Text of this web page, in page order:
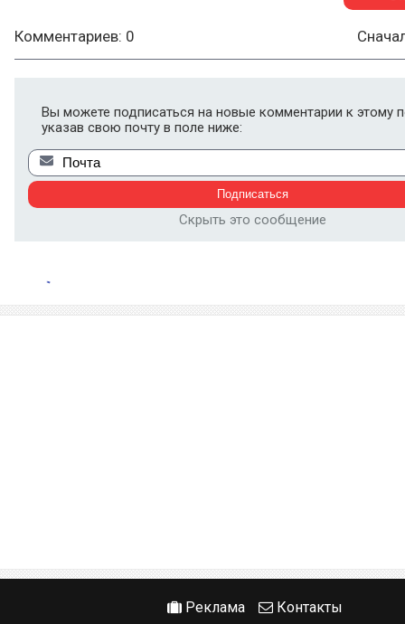
Комментариев: 0
Вы можете подписаться на новые комментарии к этому
указав свою почту в поле ниже:
Скрыть это сообщение
Реклама Контакты